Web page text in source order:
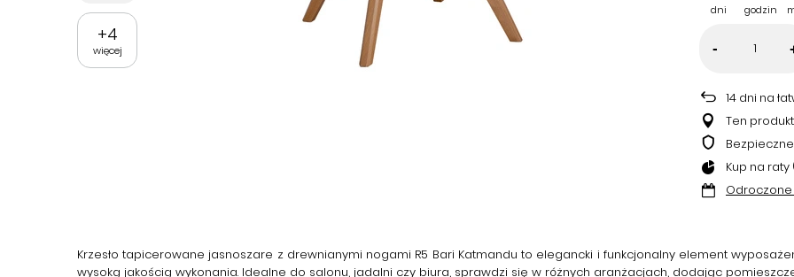
+4
więcej
dni godzin
-
14 dni na
Ten
Kup na raty
Odroczone
Krzesło tapicerowane jasnoszare z drewnianymi nogami R5 Bari Katmandu to elegancki i funkcjonalny element
wysoką jakością wykonania. Idealne do salonu, jadalni czy biura, sprawdzi się w różnych aranżacjach, dodając